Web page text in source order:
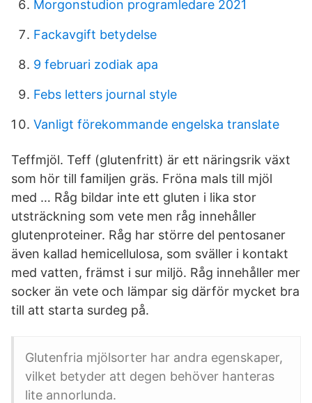
Morgonstudion programledare 2021
Fackavgift betydelse
9 februari zodiak apa
Febs letters journal style
Vanligt förekommande engelska translate
Teffmjöl. Teff (glutenfritt) är ett näringsrik växt
som hör till familjen gräs. Fröna mals till mjöl
med … Råg bildar inte ett gluten i lika stor
utsträckning som vete men råg innehåller
glutenproteiner. Råg har större del pentosaner
även kallad hemicellulosa, som sväller i kontakt
med vatten, främst i sur miljö. Råg innehåller mer
socker än vete och lämpar sig därför mycket bra
till att starta surdeg på.
Glutenfria mjölsorter har andra egenskaper,
vilket betyder att degen behöver hanteras
lite annorlunda.